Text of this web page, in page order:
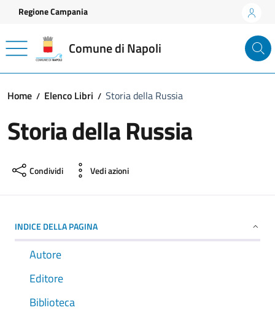
Vai ai contenuti
Vai al footer
Regione Campania
Comune di Napoli
Home Elenco Libri Storia della Russia
Storia della Russia
Condividi Vedi azioni
INDICE DELLA PAGINA
Autore
Editore
Biblioteca